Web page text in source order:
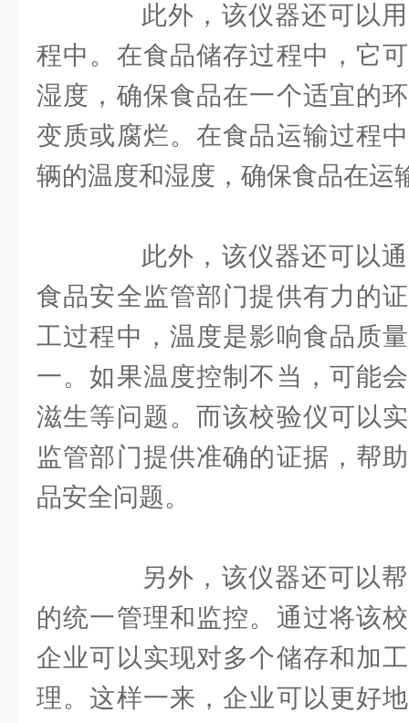
此外，该仪器还可以用
程中。在食品储存过程中，它
湿度，确保食品在一个适宜的
变质或腐烂。在食品运输过程
辆的温度和湿度，确保食品在运
此外，该仪器还可以通
食品安全监管部门提供有力的
工过程中，温度是影响食品质
一。如果温度控制不当，可能
滋生等问题。而该校验仪可以
监管部门提供准确的证据，帮
品安全问题。
另外，该仪器还可以帮
的统一管理和监控。通过将该
企业可以实现对多个储存和加
理。这样一来，企业可以更好